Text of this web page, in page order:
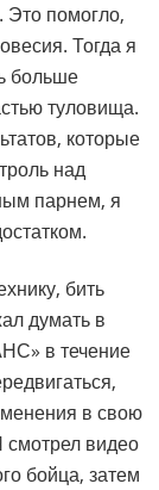
Это помогло,
Тогда я
больше
туловища.
которые
над
парнем, я
бить
думать в
в течение
в свою
видео
бойца, затем